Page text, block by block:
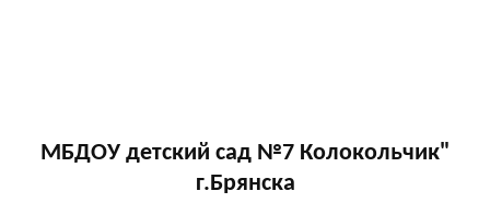
МБДОУ детский сад №7 Колокольчик"
г.Брянска